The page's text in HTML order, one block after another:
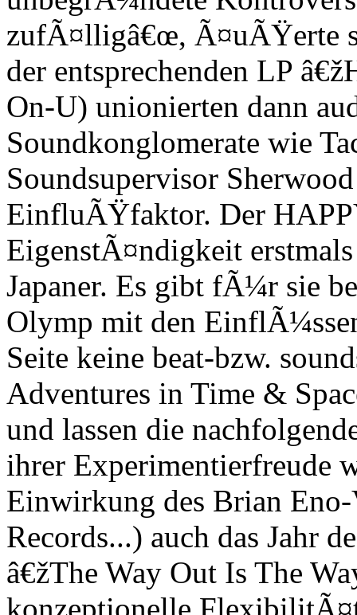
zufÃ¤lligâ€œ, Ã¤uÃŸerte
der entsprechenden LP
On-U) unionierten dann
Soundkonglomerate wie
Soundsupervisor
EinfluÃŸfaktor. Der
EigenstÃ¤ndigkeit
Japaner. Es gibt fÃ¼r sie
Olymp mit den
Seite keine beat-bzw.
Adventures in Time &
und lassen die
ihrer Experimentierfreude
Einwirkung des Brian
Records...) auch das Jahr
â€žThe Way Out Is The